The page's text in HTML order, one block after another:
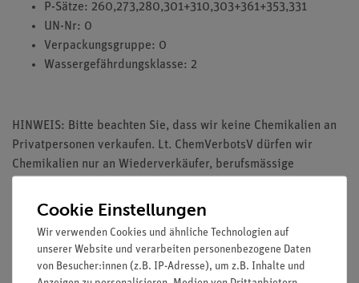
P-Sätze: 260,273,280,301+310,303+361+353,331
UN-Nr: 0
Verpackungsgruppe: 0
Wassergefährdungsklasse: 2
HINWEIS: Bitte beachten Sie, dass wir keine Chemikalien an
Privatpersonen verkaufen. Lt. ChemVerbotsV dürfen wir
Chemikalien nur an Wiederverkäufer, berufsmässige
Lehranstalten abgeben.
Cookie Einstellungen
Wir verwenden Cookies und ähnliche Technologien auf
unserer Website und verarbeiten personenbezogene Daten
von Besucher:innen (z.B. IP-Adresse), um z.B. Inhalte und